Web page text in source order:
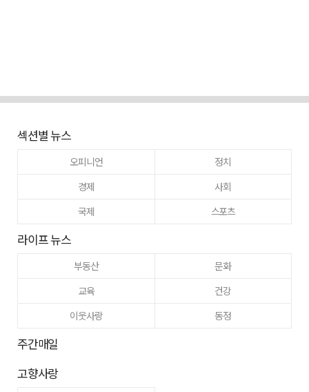
섹션별 뉴스
오피니언
정치
경제
사회
국제
스포츠
라이프 뉴스
부동산
문화
교육
건강
이웃사랑
동정
주간매일
고향사랑